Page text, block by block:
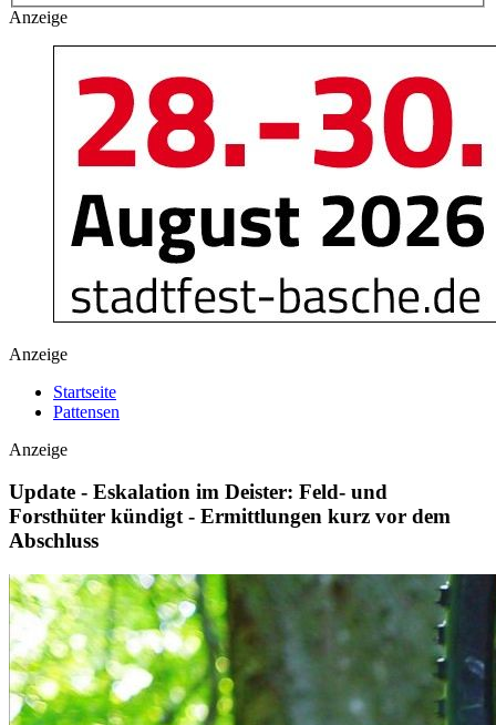
Anzeige
Anzeige
Startseite
Pattensen
Anzeige
Update - Eskalation im Deister: Feld- und
Forsthüter kündigt - Ermittlungen kurz vor dem
Abschluss